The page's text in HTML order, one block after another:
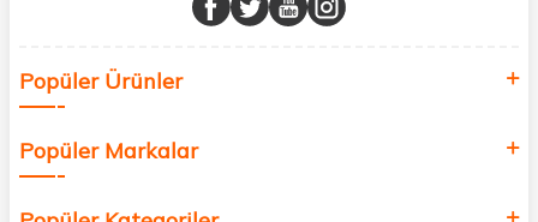
Sağlık, güzellik ve iyi yaşam için aradığınız her şey burada!
değer katmak için bize katılın!
Popüler Ürünler
Popüler Markalar